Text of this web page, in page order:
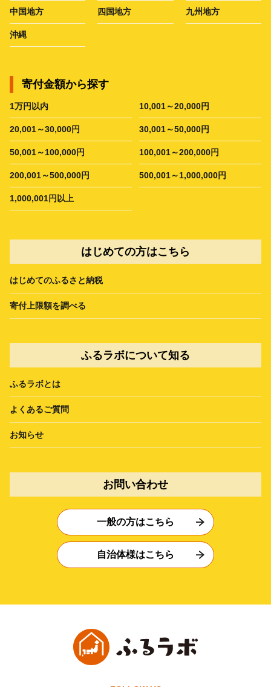
中国地方 四国地方 九州地方
沖縄
寄付金額から探す
1万円以内 10,001～20,000円
20,001～30,000円 30,001～50,000円
50,001～100,000円 100,001～200,000円
200,001～500,000円 500,001～1,000,000円
1,000,001円以上
はじめての方はこちら
はじめてのふるさと納税
寄付上限額を調べる
ふるラボについて知る
ふるラボとは
よくあるご質問
お知らせ
お問い合わせ
一般の方はこちら
自治体様はこちら